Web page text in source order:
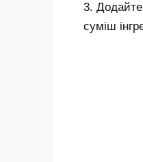
3.
суміш